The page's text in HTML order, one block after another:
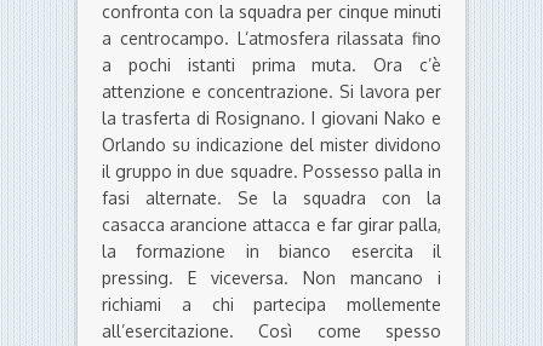
confronta con la squadra per cinque minuti
a centrocampo. L’atmosfera rilassata fino
a pochi istanti prima muta. Ora c’è
attenzione e concentrazione. Si lavora per
la trasferta di Rosignano. I giovani Nako e
Orlando su indicazione del mister dividono
il gruppo in due squadre. Possesso palla in
fasi alternate. Se la squadra con la
casacca arancione attacca e far girar palla,
la formazione in bianco esercita il
pressing. E viceversa. Non mancano i
richiami a chi partecipa mollemente
all’esercitazione. Così come spesso